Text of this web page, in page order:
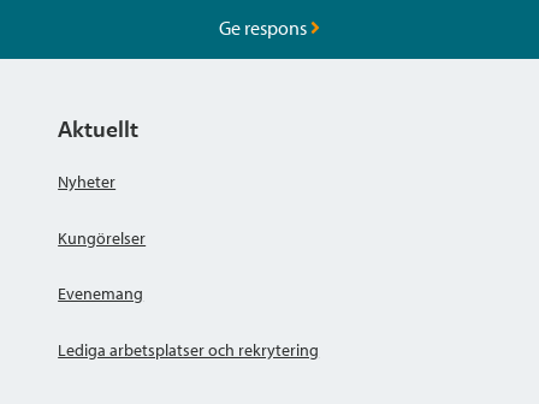
Ge respons
Aktuellt
Nyheter
Kungörelser
Evenemang
Lediga arbetsplatser och rekrytering